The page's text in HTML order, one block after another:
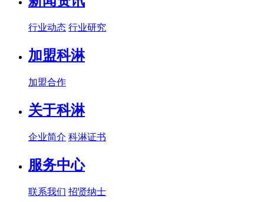
行业动态 行业研究
加盟科淋
加盟合作
关于科淋
企业简介 科淋证书
服务中心
联系我们 招贤纳士